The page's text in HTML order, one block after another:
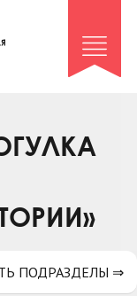
ПОДРАЗДЕЛЫ ⇒